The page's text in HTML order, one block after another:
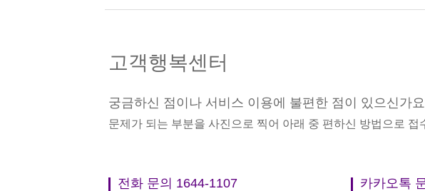
고객행복센터
궁금하신 점이나 서비스 이용에 불편한 점이 있으신가
문제가 되는 부분을 사진으로 찍어 아래 중 편하신 방법으로
전화 문의 1644-1107 카카오톡